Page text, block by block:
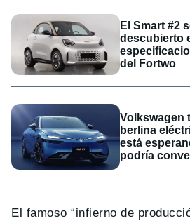
El Smart #2
descubierto
del Fortwo
Volkswagen
berlina
está
podría
El famoso “infierno de